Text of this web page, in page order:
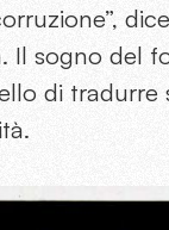
Il sogno del
di